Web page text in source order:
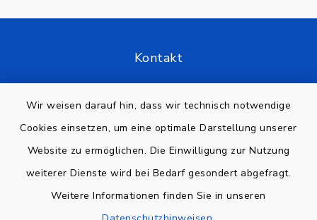
Wir weisen darauf hin, dass wir technisch notwendige
Cookies einsetzen, um eine optimale Darstellung unserer
Website zu ermöglichen. Die Einwilligung zur Nutzung
weiterer Dienste wird bei Bedarf gesondert abgefragt.
Weitere Informationen finden Sie in unseren
Kontakt
Datenschutz
Impressum
Sitemap